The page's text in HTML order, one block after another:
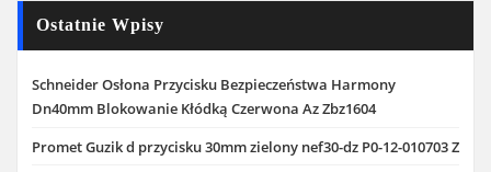
Ostatnie Wpisy
Schneider Osłona Przycisku Bezpieczeństwa Harmony
Dn40mm Blokowanie Kłódką Czerwona Az Zbz1604
Promet Guzik d przycisku 30mm zielony nef30-dz P0-12-010703 Z